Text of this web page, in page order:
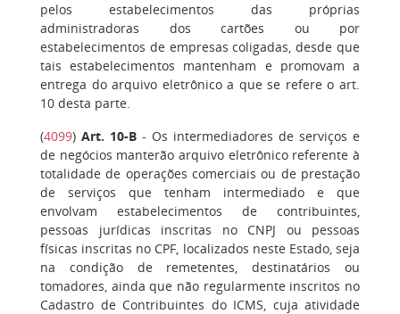
pelos estabelecimentos das próprias
administradoras dos cartões ou por
estabelecimentos de empresas coligadas, desde que
tais estabelecimentos mantenham e promovam a
entrega do arquivo eletrônico a que se refere o art.
10 desta parte.
(4099) Art. 10-B - Os intermediadores de serviços e
de negócios manterão arquivo eletrônico referente à
totalidade de operações comerciais ou de prestação
de serviços que tenham intermediado e que
envolvam estabelecimentos de contribuintes,
pessoas jurídicas inscritas no CNPJ ou pessoas
físicas inscritas no CPF, localizados neste Estado, seja
na condição de remetentes, destinatários ou
tomadores, ainda que não regularmente inscritos no
Cadastro de Contribuintes do ICMS, cuja atividade